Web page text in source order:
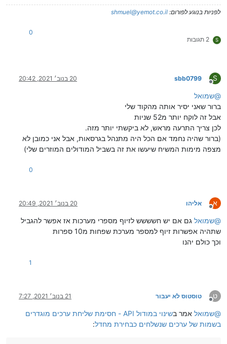
לפניות בנוגע לפורום: shmuel@yemot.co.il
S 2 תגובות
0
S
מנותק
sbb0799 20 בנוב׳ 2021, 20:42
@שמואל
ברור שאני יסיר אותה מהקוד שלי
אבל זה לוקח יותר מ52 שניות
לכן צריך התרעה מראש, לא ביקשתי יותר מזה.
(ברור שהיה נחמד אם הכל היה מתנהל בגרסאות, אבל אני כמובן לא
מצפה מימות המשיח שיעשו את זה בשביל המודולים המוזרים שלי)
0
א
מנותק
אליהו 20 בנוב׳ 2021, 20:49
@שמואל גם אם יש חשששש לזיוף מספרי מערכות אז אפשר להגביל
שתהיה אפשרות זיוף למספר מערכת שפחות מ10 ספרות
וכך כולם יהנו
1
ט
מנותק
טוסטוס לא יעבור 21 בנוב׳ 2021, 7:27
@שמואל אמר ב
שינוי במודול API - חסימת שליחת ערכים מוגדרים
בשמות של ערכים שנשלחים כבחירת מחדל: